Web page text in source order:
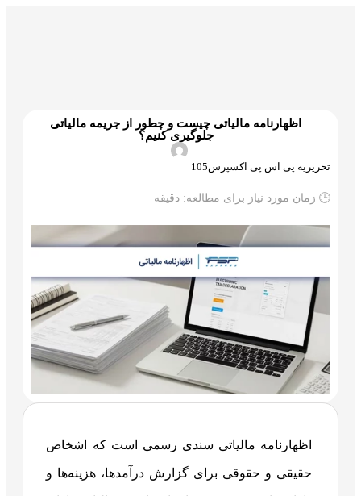
اظهارنامه مالیاتی چیست و چطور از جریمه مالیاتی
جلوگیری کنیم؟
تحریریه پی اس پی اکسپرس105
🕒 زمان مورد نیاز برای مطالعه: دقیقه
اظهارنامه مالیاتی سندی رسمی است که اشخاص
حقیقی و حقوقی برای گزارش درآمدها، هزینه‌ها و